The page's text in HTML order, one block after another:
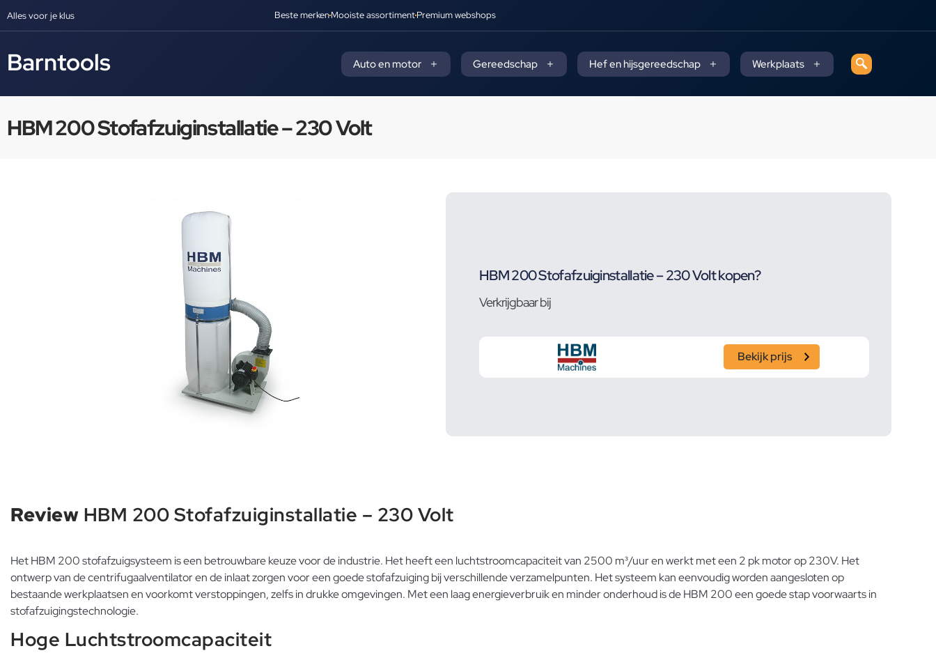
Alles voor je klus Beste merkenMooiste assortimentPremium webshops
Barntools Auto en motor Gereedschap Hef en hijsgereedschap Werkplaats
HBM 200 Stofafzuiginstallatie – 230 Volt
HBM 200 Stofafzuiginstallatie – 230 Volt kopen?
Verkrijgbaar bij
Bekijk prijs
Review HBM 200 Stofafzuiginstallatie – 230 Volt
Het HBM 200 stofafzuigsysteem is een betrouwbare keuze voor de industrie. Het heeft een luchtstroomcapaciteit van 2500 m³/uur en werkt met een 2 pk motor op 230V. Het
ontwerp van de centrifugaalventilator en de inlaat zorgen voor een goede stofafzuiging bij verschillende verzamelpunten. Het systeem kan eenvoudig worden aangesloten op
bestaande werkplaatsen en voorkomt verstoppingen, zelfs in drukke omgevingen. Met een laag energieverbruik en minder onderhoud is de HBM 200 een goede stap voorwaarts in
stofafzuigingstechnologie.
Hoge Luchtstroomcapaciteit